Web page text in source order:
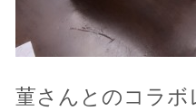
菫さんとのコラ